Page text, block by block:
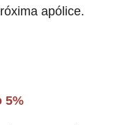
apólice.
5%